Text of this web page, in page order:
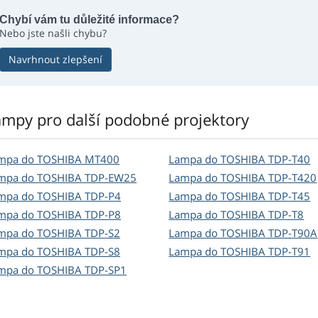
Chybí vám tu důležité informace?
Nebo jste našli chybu?
Navrhnout zlepšení
pro další podobné projektory
do TOSHIBA MT400
do TOSHIBA TDP-EW25
do TOSHIBA TDP-P4
do TOSHIBA TDP-P8
do TOSHIBA TDP-S2
do TOSHIBA TDP-S8
do TOSHIBA TDP-SP1
Lampa do TOSHIBA TDP-T40
Lampa do TOSHIBA TDP-T420
Lampa do TOSHIBA TDP-T45
Lampa do TOSHIBA TDP-T8
Lampa do TOSHIBA TDP-T90A
Lampa do TOSHIBA TDP-T91